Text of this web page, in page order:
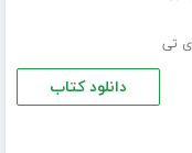
تی
دانلود کتاب